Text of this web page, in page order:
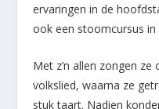
ervaringen in de
ook een stoomcursus in
Met z’n allen zongen
volkslied, waarna ze
stuk taart. Nadien